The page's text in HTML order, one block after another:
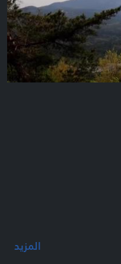
المزيد